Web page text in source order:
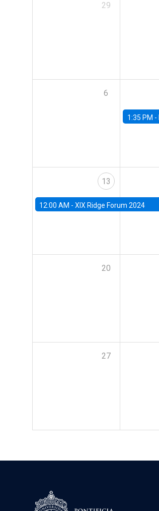
29
6
1:35 PM -
13
12:00 AM - XIX Ridge Forum 2024
20
27